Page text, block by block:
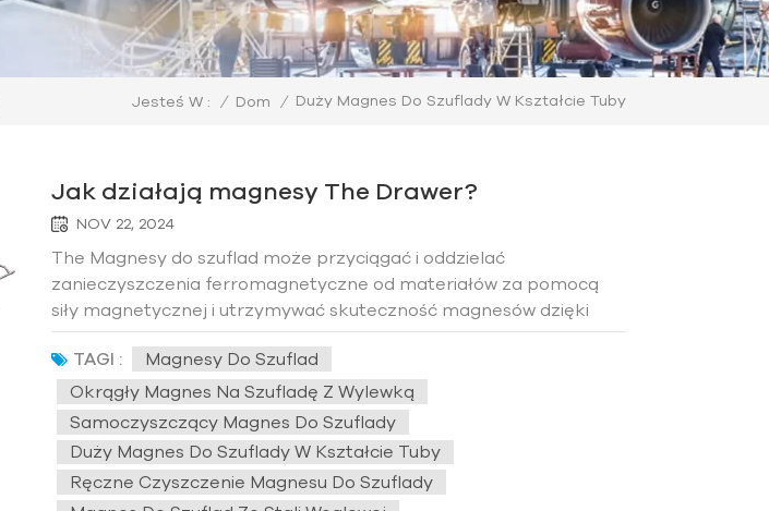
Jesteś W : / Dom / Duży Magnes Do Szuflady W Kształcie Tuby
Jak działają magnesy The Drawer?
NOV 22, 2024
The Magnesy do szuflad może przyciągać i oddzielać
zanieczyszczenia ferromagnetyczne od materiałów za pomocą
siły magnetycznej i utrzymywać skuteczność magnesów dzięki
różnym mechanizmom czyszczącym. Pomaga to poprawić
czystość produktów i chronić dalsze urządzenia w produkcji
przemysłowej. Ab...
TAGI :
Magnesy Do Szuflad
Okrągły Magnes Na Szufladę Z Wylewką
Samoczyszczący Magnes Do Szuflady
Duży Magnes Do Szuflady W Kształcie Tuby
Ręczne Czyszczenie Magnesu Do Szuflady